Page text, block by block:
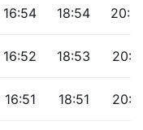
16:54 18:54
16:52 18:53
16:51 18:51